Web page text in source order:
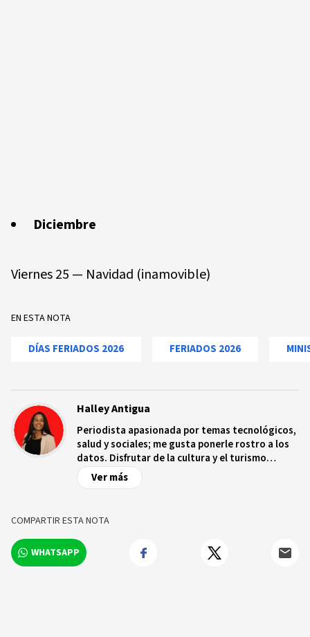
Diciembre
Viernes 25 — Navidad (inamovible)
EN ESTA NOTA
DÍAS FERIADOS 2026 FERIADOS 2026
Halley Antigua
Periodista apasionada por temas tecnológicos,
salud y sociales; me gusta ponerle rostro a los
datos. Disfrutar de la cultura y el turismo
ecológico.
Ver más
COMPARTIR ESTA NOTA
WHATSAPP